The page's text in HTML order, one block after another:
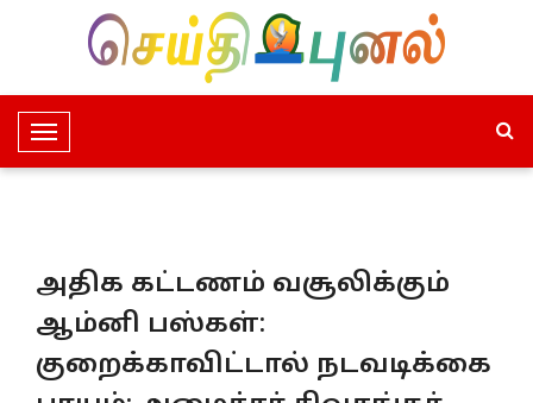
T
o
e
a
v
அதிக கட்டணம் வசூலிக்கும்
ஆம்னி பஸ்கள்:
குறைக்காவிட்டால் நடவடிக்கை